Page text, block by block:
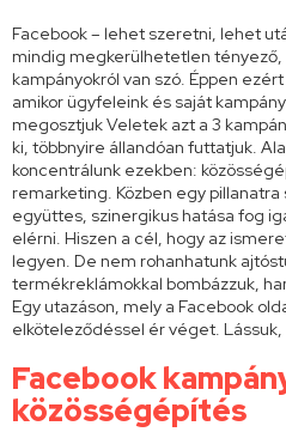
Facebook – lehet szeretni, lehet
mindig megkerülhetetlen
kampányokról van szó. Éppen
amikor ügyfeleink és saját
megosztjuk Veletek azt a 3
ki, többnyire állandóan futtatjuk.
koncentrálunk ezekben:
remarketing. Közben egy
együttes, szinergikus hatása fog
elérni. Hiszen a cél, hogy az
legyen. De nem rohanhatunk
termékreklámokkal bombázzuk,
Egy utazáson, mely a Facebook
elköteleződéssel ér véget. Lássuk,
Facebook
közösségépítés